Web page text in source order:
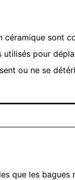
sont
pour
ou ne se
que les